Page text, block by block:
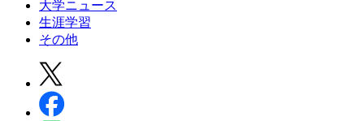
大学ニュース
生涯学習
その他